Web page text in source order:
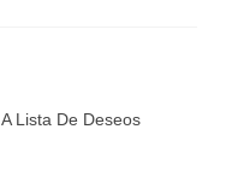
A Lista De Deseos